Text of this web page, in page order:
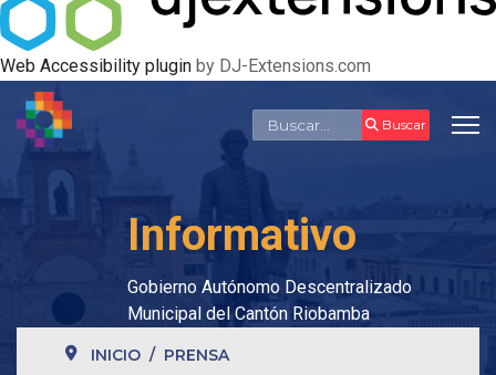
Web Accessibility plugin by DJ-Extensions.com
Buscar Buscar
Informativo
Gobierno Autónomo Descentralizado
Municipal del Cantón Riobamba
INICIO
PRENSA